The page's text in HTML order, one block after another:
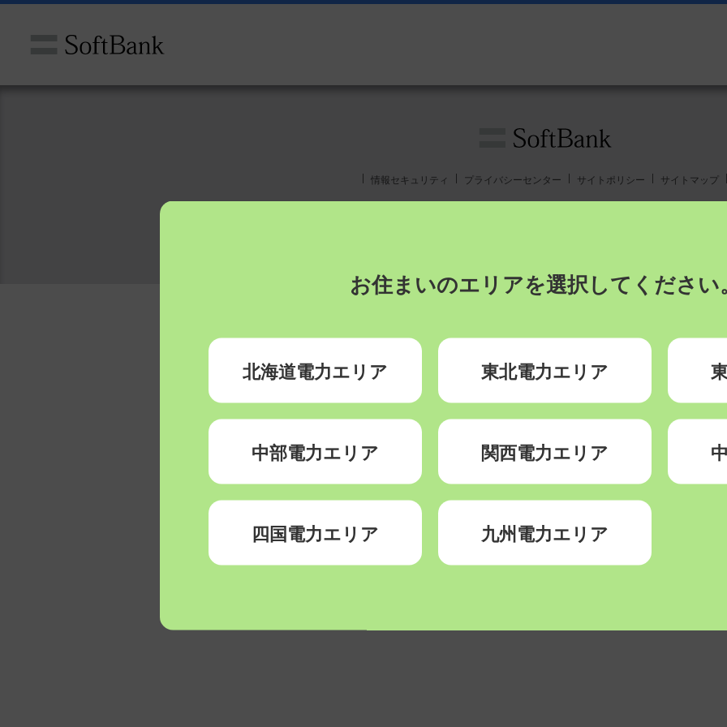
お住まいのエリアを選択してください。
北海道電力エリア 東北電力エリア
中部電力エリア 関西電力エリア
四国電力エリア 九州電力エリア
情報セキュリティ プライバシーセンター サイトポリシー サイトマップ